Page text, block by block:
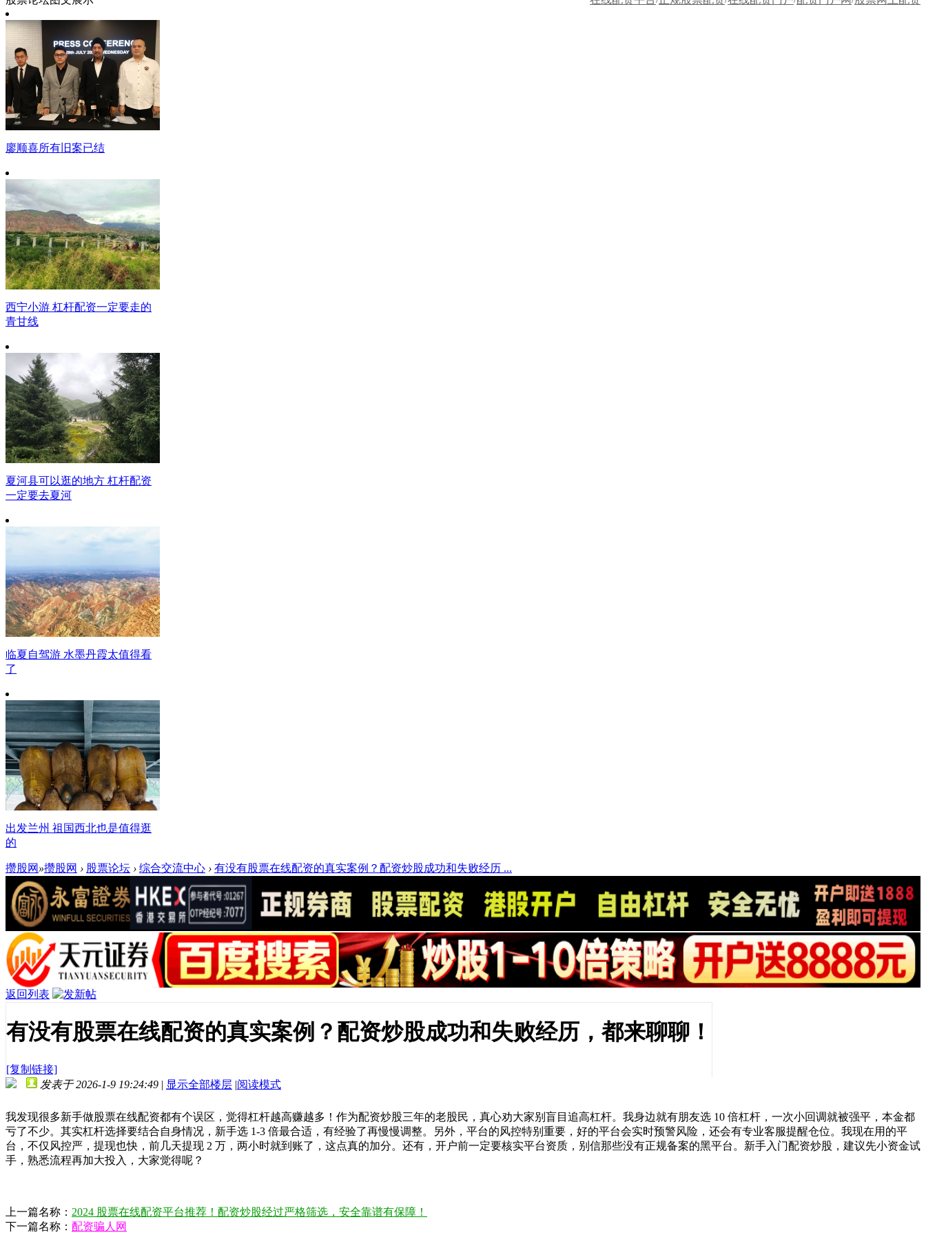
廖顺喜所有旧案已结
西宁小游 杠杆配资一定要走的
青甘线
夏河县可以逛的地方 杠杆配资
一定要去夏河
临夏自驾游 水墨丹霞太值得看
了
出发兰州 祖国西北也是值得逛
的
攒股网 »攒股网 › 股票论坛 › 综合交流中心 › 有没有股票在线配资的真实案例？配资炒股成功和失败经历 ...
返回列表
有没有股票在线配资的真实案例？配资炒股成功和失败经历，都来聊聊！
[复制链接]
发表于 2026-1-9 19:24:49 | 显示全部楼层 |阅读模式
我发现很多新手做股票在线配资都有个误区，觉得杠杆越高赚越多！作为配资炒股三年的老股民，真心劝大家别盲目追高杠杆。我身边就有朋友选 10 倍杠杆，一次小回调就被强平，本金都
亏了不少。其实杠杆选择要结合自身情况，新手选 1-3 倍最合适，有经验了再慢慢调整。另外，平台的风控特别重要，好的平台会实时预警风险，还会有专业客服提醒仓位。我现在用的平
台，不仅风控严，提现也快，前几天提现 2 万，两小时就到账了，这点真的加分。还有，开户前一定要核实平台资质，别信那些没有正规备案的黑平台。新手入门配资炒股，建议先小资金试
手，熟悉流程再加大投入，大家觉得呢？
上一篇名称： 2024 股票在线配资平台推荐！配资炒股经过严格筛选，安全靠谱有保障！
下一篇名称： 配资骗人网